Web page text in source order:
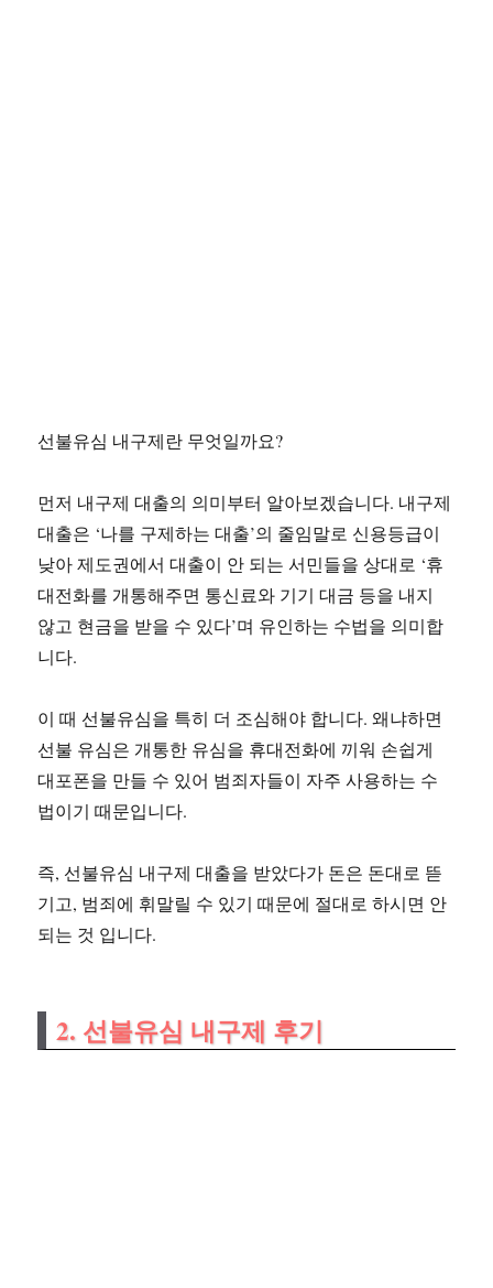
선불유심 내구제란 무엇일까요?
먼저 내구제 대출의 의미부터 알아보겠습니다. 내구제
대출은 ‘나를 구제하는 대출’의 줄임말로 신용등급이
낮아 제도권에서 대출이 안 되는 서민들을 상대로 ‘휴
대전화를 개통해주면 통신료와 기기 대금 등을 내지
않고 현금을 받을 수 있다’며 유인하는 수법을 의미합
니다.
이 때 선불유심을 특히 더 조심해야 합니다. 왜냐하면
선불 유심은 개통한 유심을 휴대전화에 끼워 손쉽게
대포폰을 만들 수 있어 범죄자들이 자주 사용하는 수
법이기 때문입니다.
즉, 선불유심 내구제 대출을 받았다가 돈은 돈대로 뜯
기고, 범죄에 휘말릴 수 있기 때문에 절대로 하시면 안
되는 것 입니다.
2. 선불유심 내구제 후기